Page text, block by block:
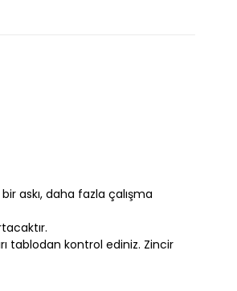
askı, daha fazla çalışma
tablodan kontrol ediniz. Zincir